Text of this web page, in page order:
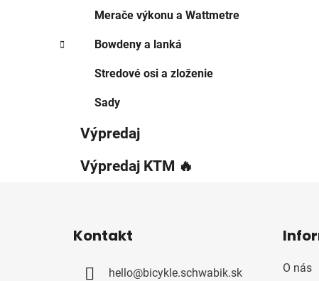
Merače výkonu a Wattmetre
Bowdeny a lanká
Stredové osi a zloženie
Sady
Výpredaj
Výpredaj KTM 🔥
Kontakt
hello@bicykle.schwabik.sk
O nás